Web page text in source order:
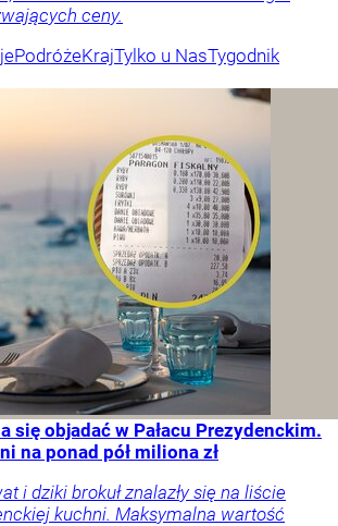
ceny.
PodróżeKrajTylko u NasTygodnik
się objadać w Pałacu Prezydenckim.
na ponad pół miliona zł
i dziki brokuł znalazły się na liście
kuchni. Maksymalna wartość